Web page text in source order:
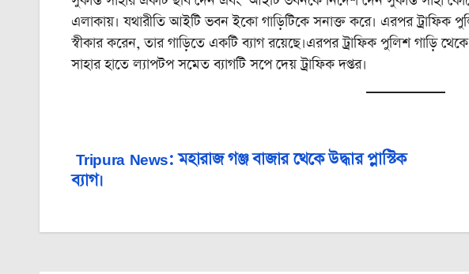
এলাকায়। যথারীতি আইটি ভবন ইকো গাড়িটিকে সনাক্ত করে। এরপর ট্রাফিক
স্বীকার করেন, তার গাড়িতে একটি ব্যাগ রয়েছে।এরপর ট্রাফিক পুলিশ গাড়ি
সাহার হাতে ল্যাপটপ সমেত ব্যাগটি সপে দেয় ট্রাফিক দপ্তর।
Post
Tripura News: মহারাজ গঞ্জ বাজার থেকে উদ্ধার প্লাস্টিক
ব্যাগ।